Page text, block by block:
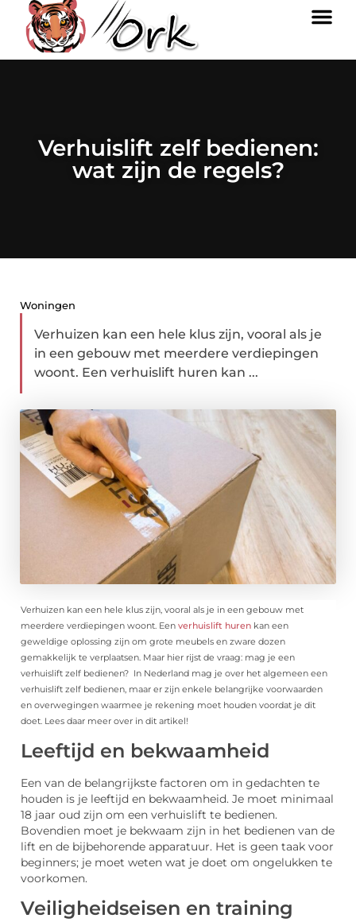
Verhuislift zelf bedienen:
wat zijn de regels?
Woningen
Verhuizen kan een hele klus zijn, vooral als je
in een gebouw met meerdere verdiepingen
woont. Een verhuislift huren kan ...
Verhuizen kan een hele klus zijn, vooral als je in een gebouw met
meerdere verdiepingen woont. Een verhuislift huren kan een
geweldige oplossing zijn om grote meubels en zware dozen
gemakkelijk te verplaatsen. Maar hier rijst de vraag: mag je een
verhuislift zelf bedienen? In Nederland mag je over het algemeen een
verhuislift zelf bedienen, maar er zijn enkele belangrijke voorwaarden
en overwegingen waarmee je rekening moet houden voordat je dit
doet. Lees daar meer over in dit artikel!
Leeftijd en bekwaamheid
Een van de belangrijkste factoren om in gedachten te
houden is je leeftijd en bekwaamheid. Je moet minimaal
18 jaar oud zijn om een verhuislift te bedienen.
Bovendien moet je bekwaam zijn in het bedienen van de
lift en de bijbehorende apparatuur. Het is geen taak voor
beginners; je moet weten wat je doet om ongelukken te
voorkomen.
Veiligheidseisen en training